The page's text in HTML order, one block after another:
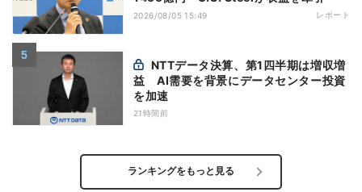
2026/08/05 15:49 レポート
益 AI需要を背景にデータセンター投資
を加速
21時間前
ランキングをもっと見る